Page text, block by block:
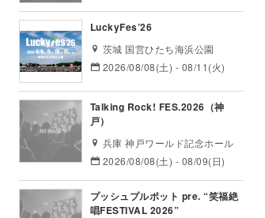
LuckyFes’26
茨城 国営ひたち海浜公園
2026/08/08(土) - 08/11(火)
Talking Rock! FES.2026（神
戸）
兵庫 神戸ワールド記念ホール
2026/08/08(土) - 08/09(日)
プッシュプルポット pre. “笑福絶
唱FESTIVAL 2026”